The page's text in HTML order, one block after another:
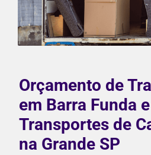
Orçamento de
em Barra Funda
Transportes de
na Grande SP